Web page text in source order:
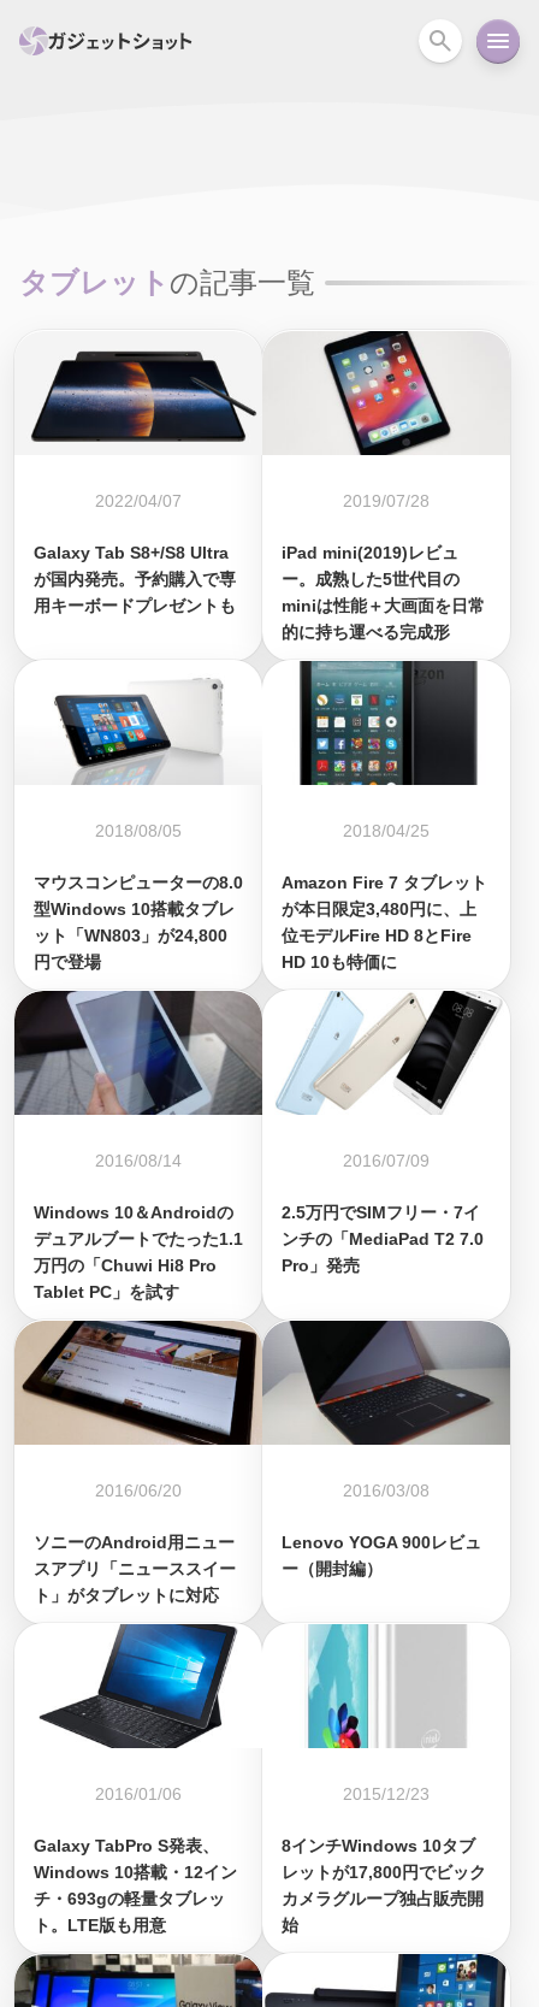
ガイド ニュース 周辺機器
タブレット の記事一覧
2022/04/07
Galaxy Tab S8+/S8 Ultra
が国内発売。予約購入で専
用キーボードプレゼントも
2019/07/28
iPad mini(2019)レビュ
ー。成熟した5世代目の
miniは性能＋大画面を日常
的に持ち運べる完成形
2018/08/05
マウスコンピューターの8.0
型Windows 10搭載タブレ
ット「WN803」が24,800
円で登場
2018/04/25
Amazon Fire 7 タブレット
が本日限定3,480円に、上
位モデルFire HD 8とFire
HD 10も特価に
2016/08/14
Windows 10＆Androidの
デュアルブートでたった1.1
万円の「Chuwi Hi8 Pro
Tablet PC」を試す
2016/07/09
2.5万円でSIMフリー・7イ
ンチの「MediaPad T2 7.0
Pro」発売
2016/06/20
ソニーのAndroid用ニュー
スアプリ「ニューススイー
ト」がタブレットに対応
2016/03/08
Lenovo YOGA 900レビュ
ー（開封編）
2016/01/06
Galaxy TabPro S発表、
Windows 10搭載・12イン
チ・693gの軽量タブレッ
ト。LTE版も用意
2015/12/23
8インチWindows 10タブ
レットが17,800円でビック
カメラグループ独占販売開
始